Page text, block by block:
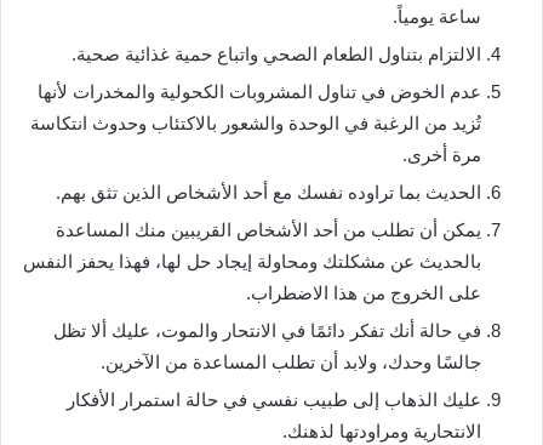
ساعة يومياً.
الالتزام بتناول الطعام الصحي واتباع حمية غذائية صحية.
عدم الخوض في تناول المشروبات الكحولية والمخدرات لأنها
تُزيد من الرغبة في الوحدة والشعور بالاكتئاب وحدوث انتكاسة
مرة أخرى.
الحديث بما تراوده نفسك مع أحد الأشخاص الذين تثق بهم.
يمكن أن تطلب من أحد الأشخاص القريبين منك المساعدة
بالحديث عن مشكلتك ومحاولة إيجاد حل لها، فهذا يحفز النفس
على الخروج من هذا الاضطراب.
في حالة أنك تفكر دائمًا في الانتحار والموت، عليك ألا تظل
جالسًا وحدك، ولابد أن تطلب المساعدة من الآخرين.
عليك الذهاب إلى طبيب نفسي في حالة استمرار الأفكار
الانتحارية ومراودتها لذهنك.